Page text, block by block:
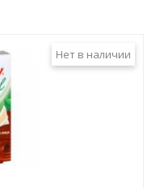
Нет в наличии